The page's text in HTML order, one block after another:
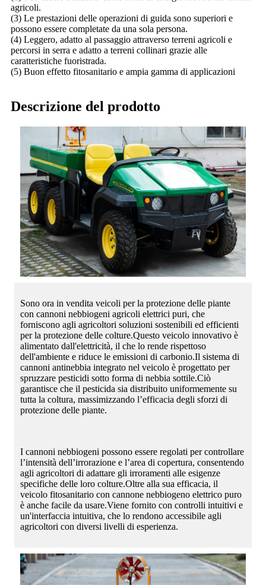
agricoli.
(3) Le prestazioni delle operazioni di guida sono superiori e
possono essere completate da una sola persona.
(4) Leggero, adatto al passaggio attraverso terreni agricoli e
percorsi in serra e adatto a terreni collinari grazie alle
caratteristiche fuoristrada.
(5) Buon effetto fitosanitario e ampia gamma di applicazioni
Descrizione del prodotto
Sono ora in vendita veicoli per la protezione delle piante
con cannoni nebbiogeni agricoli elettrici puri, che
forniscono agli agricoltori soluzioni sostenibili ed efficienti
per la protezione delle colture.Questo veicolo innovativo è
alimentato dall'elettricità, il che lo rende rispettoso
dell'ambiente e riduce le emissioni di carbonio.Il sistema di
cannoni antinebbia integrato nel veicolo è progettato per
spruzzare pesticidi sotto forma di nebbia sottile.Ciò
garantisce che il pesticida sia distribuito uniformemente su
tutta la coltura, massimizzando l’efficacia degli sforzi di
protezione delle piante.
I cannoni nebbiogeni possono essere regolati per controllare
l’intensità dell’irrorazione e l’area di copertura, consentendo
agli agricoltori di adattare gli irroramenti alle esigenze
specifiche delle loro colture.Oltre alla sua efficacia, il
veicolo fitosanitario con cannone nebbiogeno elettrico puro
è anche facile da usare.Viene fornito con controlli intuitivi e
un'interfaccia intuitiva, che lo rendono accessibile agli
agricoltori con diversi livelli di esperienza.